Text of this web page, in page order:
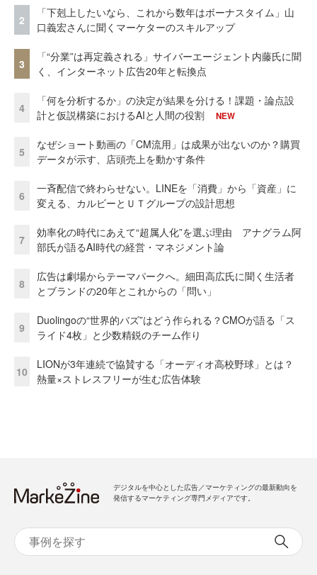
2
「下剋上したいなら、これから数年はボーナスタイム」山
口義宏さんに聞くマーケターのスキルアップ
3
「“分業”は再定義される」サイバーエージェント内藤氏に聞
く、インターネット広告20年と転換点
4
「何を分析するか」の決定が結果を分ける！課題・論点設
計と仮説構築におけるAIと人間の役割
NEW
5
なぜショート動画の「CM流用」は成果が出ないのか？購買
データが示す、店頭売上を動かす条件
6
一斉配信で終わらせない。LINEを「消費」から「資産」に
変える、カルビーとＵＴグループの設計思想
7
効率化の時代にあえて“超属人化”を選ぶ理由 アナグラム阿
部氏が語るAI時代の経営・マネジメント論
8
広告は劇場からテーマパークへ。細田高広氏に聞く生活者
とブランドの20年とこれからの「問い」
9
Duolingoの“世界的バズ”はどう作られる？CMOが語る「ス
ライド4枚」と少数精鋭のチーム作り
10
LIONが3年連続で協賛する「オーディオ高校野球」とは？
熱量×ストレスフリーが生む広告体験
デジタルを中心とした広告／マーケティングの最新動向を
発信するマーケティング専門メディアです。